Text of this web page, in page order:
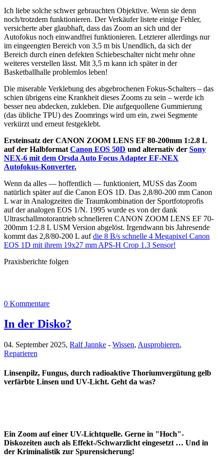
Ich liebe solche schwer gebrauchten Objektive. Wenn sie denn
noch/trotzdem funktionieren. Der Verkäufer listete einige Fehler,
versicherte aber glaubhaft, dass das Zoom an sich und der
Autofokus noch einwandfrei funktionieren. Letzterer allerdings nur
im eingeengten Bereich von 3,5 m bis Unendlich, da sich der
Bereich durch einen defekten Schiebeschalter nicht mehr ohne
weiteres verstellen lässt. Mit 3,5 m kann ich später in der
Basketballhalle problemlos leben!
Die miserable Verklebung des abgebrochenen Fokus-Schalters – das
schien übrigens eine Krankheit dieses Zooms zu sein – werde ich
besser neu abdecken, zukleben. Die aufgequollene Gummierung
(das übliche TPU) des Zoomrings wird um ein, zwei Segmente
verkürzt und erneut festgeklebt.
Ersteinsatz der CANON ZOOM LENS EF 80-200mm 1:2.8 L
auf der Halbformat Canon EOS 50D und alternativ der Sony
NEX-6 mit dem Orsda Auto Focus Adapter EF-NEX
Autofokus-Konverter.
Wenn da alles — hoffentlich — funktioniert, MUSS das Zoom
natürlich später auf die Canon EOS 1D. Das 2,8/80-200 mm Canon
L war in Analogzeiten die Traumkombination der Sportfotoprofis
auf der analogen EOS 1/N. 1995 wurde es von der dank
Ultraschallmotorantrieb schnelleren CANON ZOOM LENS EF 70-
200mm 1:2.8 L USM Version abgelöst. Irgendwann bis Jahresende
kommt das 2,8/80-200 L aufdie 8 B/s schnelle 4 Megapixel Canon
EOS 1D mit ihrem 19x27 mm APS-H Crop 1.3 Sensor!
Praxisberichte folgen
0 Kommentare
In der Disko?
04. September 2025, Ralf Jannke - Wissen, Ausprobieren,
Reparieren
Linsenpilz, Fungus, durch radioaktive Thoriumvergütung gelb
verfärbte Linsen und UV-Licht. Geht da was?
Ein Zoom auf einer UV-Lichtquelle. Gerne in "Hoch"-
Diskozeiten auch als Effekt-/Schwarzlicht eingesetzt … Und in
der Kriminalistik zur Spurensicherung!